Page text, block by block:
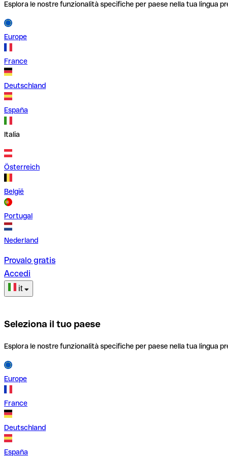
Esplora le nostre funzionalità specifiche per paese nella tua lingua
Europe
France
Deutschland
España
Italia
Österreich
België
Portugal
Nederland
Provalo gratis
Accedi
it
Seleziona il tuo paese
Esplora le nostre funzionalità specifiche per paese nella tua lingua
Europe
France
Deutschland
España